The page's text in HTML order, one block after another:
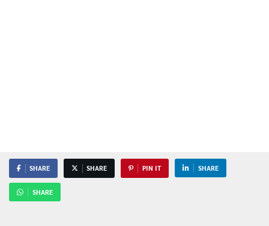
SHARE SHARE PIN IT SHARE
SHARE